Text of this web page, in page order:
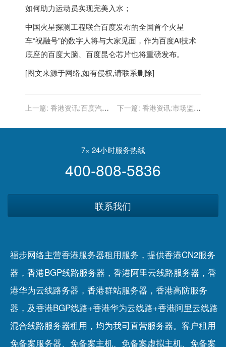
如何助力运动员实现完美入水；
中国火星探测工程联合百度发布的全国首个火星
车“祝融号”的数字人将与大家见面，作为百度AI技术
底座的百度大脑、百度昆仑芯片也将重磅发布。
[图文来源于网络,如有侵权,请联系删除]
上一篇: 香港资讯:百度汽车
L5级自动驾驶能力
下一篇: 香港资讯:市场监管
发布公开征求意见稿
7× 24小时服务热线
400-808-5836
联系我们
福步网络主营香港服务器租用服务，提供香港CN2服务
器，香港BGP线路服务器，香港阿里云线路服务器，香
港华为云线路务器，香港群站服务器，香港高防服务
器，及香港BGP线路+香港华为云线路+香港阿里云线路
混合线路服务器租用，均为我司直营服务器。客户租用
免备案服务器、 免备案主机、 免备案虚拟主机、 免备案